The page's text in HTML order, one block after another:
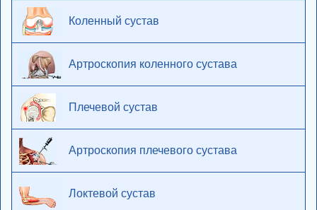
Коленный сустав
Артроскопия коленного сустава
Плечевой сустав
Артроскопия плечевого сустава
Локтевой сустав